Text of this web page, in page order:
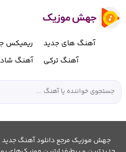
آهنگ های جدید ریمیکس
آهنگ ترکی
آهنگ شاد
جهش موزیک مرجع دانلود آهنگ جدید